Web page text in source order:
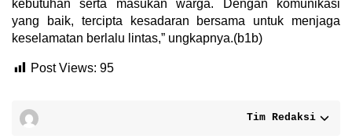
kebutuhan serta masukan warga. Dengan komunikasi
yang baik, tercipta kesadaran bersama untuk menjaga
keselamatan berlalu lintas,” ungkapnya.(b1b)
Post Views: 95
Tim Redaksi